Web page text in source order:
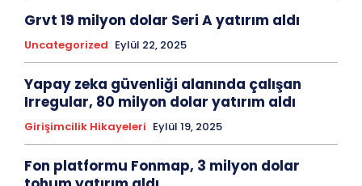
Grvt 19 milyon dolar Seri A yatırım aldı
Uncategorized Eylül 22, 2025
Yapay zeka güvenliği alanında çalışan
Irregular, 80 milyon dolar yatırım aldı
Girişimcilik Hikayeleri Eylül 19, 2025
Fon platformu Fonmap, 3 milyon dolar